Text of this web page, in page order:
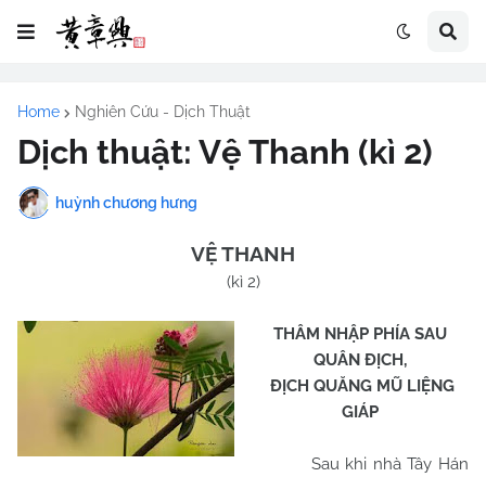
Home Nghiên Cứu - Dịch Thuật
Dịch thuật: Vệ Thanh (kì 2)
huỳnh chương hưng
VỆ THANH
(kì 2)
THÂM NHẬP PHÍA SAU
QUÂN ĐỊCH,
ĐỊCH QUĂNG MŨ LIỆNG
GIÁP
Sau khi nhà Tây Hán